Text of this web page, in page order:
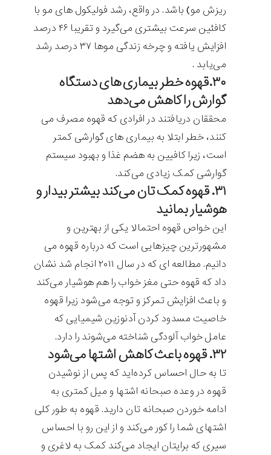
ریزش مو) باشد. در واقع، رشد فولیکول های مو با
کافئین سرعت بیشتری می‌گیرد و تقریبا ۴۶ درصد
افزایش یافته و چرخه زندگی موها ۳۷ درصد رشد
می‌یابد .
۳۰.قهوه خطر بیماری های دستگاه
گوارش را کاهش می‌دهد
محققان دریافتند در افرادی که قهوه مصرف می
کنند، خطر ابتلا به بیماری های گوارشی کمتر
است، زیرا کافیین به هضم غذا و بهبود سیستم
گوارشی کمک زیادی می‌کند.
۳۱. قهوه کمک تان می‌کند بیشتر بیدار و
هوشیار بمانید
این خواص قهوه احتمالا یکی از بهترین و
مشهورترین چیزهایی است که درباره قهوه می
دانیم. مطالعه ای که در سال ۲۰۱۱ انجام شد نشان
داد که قهوه حتی مغز خواب را هم هوشیار می‌کند
و باعث افزایش تمرکز و توجه می‌شود زیرا قهوه
خاصیت مسدود کردن آدنوزین شیمیایی که
عامل خواب آلودگی شناخته می‌شوند را دارد.
۳۲. قهوه باعث کاهش اشتها می‌شود
تا به حال احساس کرده‌اید که پس از نوشیدن
قهوه در وعده صبحانه اشتها و میل کمتری به
ادامه خوردن صبحانه تان دارید. قهوه به طور کلی
اشتهای شما را کور می‌کند و از این رو با احساس
سیری که برایتان ایجاد می‌کند کمک به لاغری و